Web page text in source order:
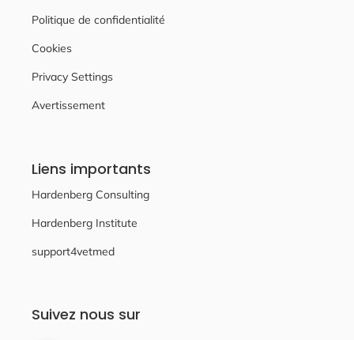
Politique de confidentialité
Cookies
Privacy Settings
Avertissement
Liens importants
Hardenberg Consulting
Hardenberg Institute
support4vetmed
Suivez nous sur